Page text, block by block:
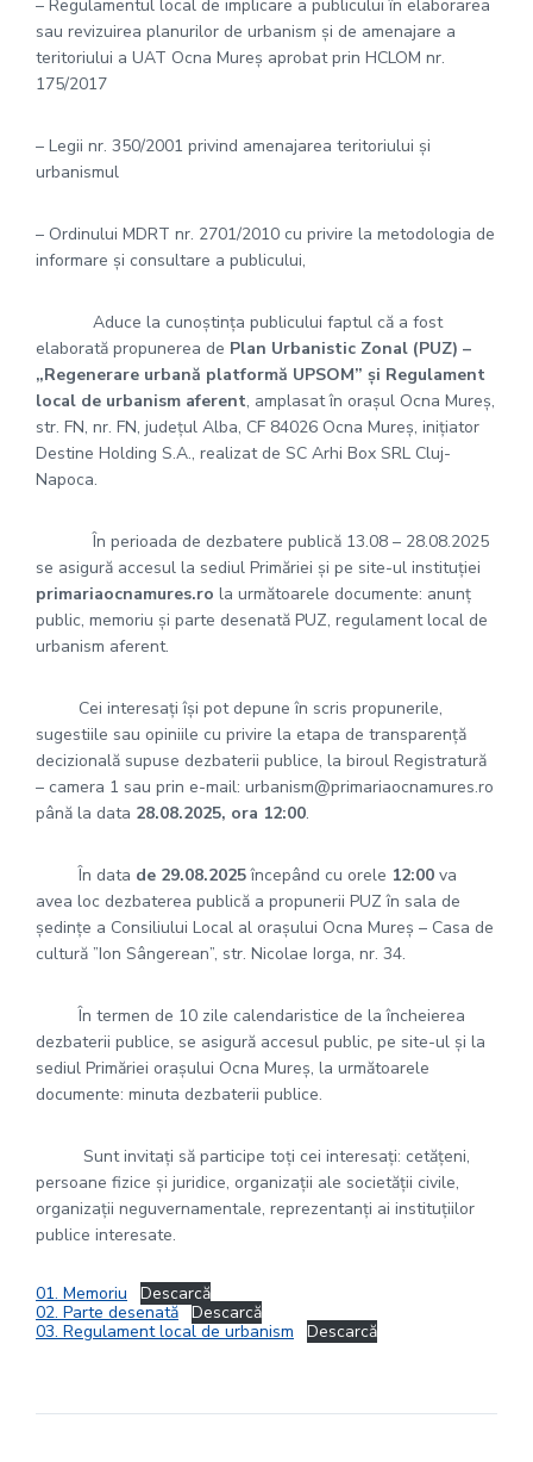
– Regulamentul local de implicare a publicului în elaborarea
sau revizuirea planurilor de urbanism și de amenajare a
teritoriului a UAT Ocna Mureș aprobat prin HCLOM nr.
175/2017
– Legii nr. 350/2001 privind amenajarea teritoriului și
urbanismul
– Ordinului MDRT nr. 2701/2010 cu privire la metodologia de
informare și consultare a publicului,
Aduce la cunoștința publicului faptul că a fost
elaborată propunerea de Plan Urbanistic Zonal (PUZ) –
„Regenerare urbană platformă UPSOM” și Regulament
local de urbanism aferent, amplasat în orașul Ocna Mureș,
str. FN, nr. FN, județul Alba, CF 84026 Ocna Mureș, inițiator
Destine Holding S.A., realizat de SC Arhi Box SRL Cluj-
Napoca.
În perioada de dezbatere publică 13.08 – 28.08.2025
se asigură accesul la sediul Primăriei și pe site-ul instituției
primariaocnamures.ro la următoarele documente: anunț
public, memoriu și parte desenată PUZ, regulament local de
urbanism aferent.
Cei interesaţi îşi pot depune în scris propunerile,
sugestiile sau opiniile cu privire la etapa de transparență
decizională supuse dezbaterii publice, la biroul Registratură
– camera 1 sau prin e-mail: urbanism@primariaocnamures.ro
până la data 28.08.2025, ora 12:00.
În data de 29.08.2025începând cu orele 12:00 va
avea loc dezbaterea publică a propunerii PUZ în sala de
ședințe a Consiliului Local al orașului Ocna Mureș – Casa de
cultură ”Ion Sângerean”, str. Nicolae Iorga, nr. 34.
În termen de 10 zile calendaristice de la încheierea
dezbaterii publice, se asigură accesul public, pe site-ul şi la
sediul Primăriei oraşului Ocna Mureş, la următoarele
documente: minuta dezbaterii publice.
Sunt invitaţi să participe toţi cei interesaţi: cetăţeni,
persoane fizice şi juridice, organizaţii ale societăţii civile,
organizaţii neguvernamentale, reprezentanţi ai instituţiilor
publice interesate.
01. Memoriu
Descarcă
02. Parte desenată Descarcă
03. Regulament local de urbanism
Descarcă